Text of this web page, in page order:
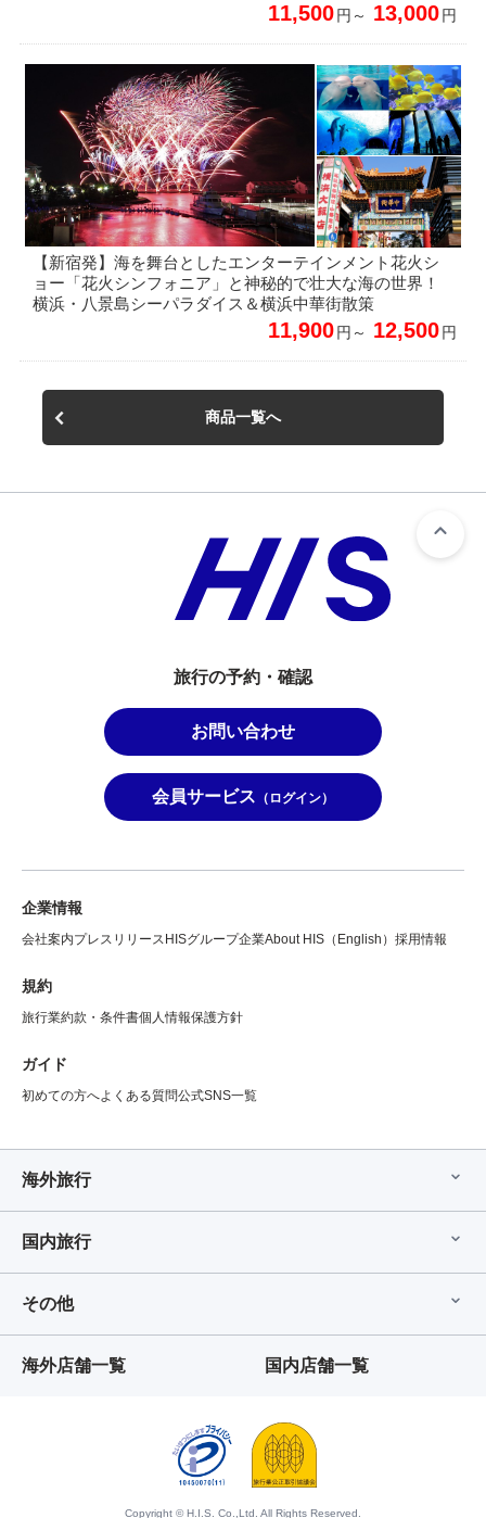
11,500円～ 13,000円
【新宿発】海を舞台としたエンターテインメント花火シ
ョー「花火シンフォニア」と神秘的で壮大な海の世界！
横浜・八景島シーパラダイス＆横浜中華街散策
11,900円～ 12,500円
商品一覧へ
旅行の予約・確認
お問い合わせ
会員サービス （ログイン）
企業情報
会社案内プレスリリース HISグループ企業About HIS（English） 採用情報
規約
旅行業約款・条件書個人情報保護方針
ガイド
初めての方へよくある質問公式SNS一覧
海外旅行
国内旅行
その他
海外店舗一覧 国内店舗一覧
Copyright © H.I.S. Co.,Ltd. All Rights Reserved.